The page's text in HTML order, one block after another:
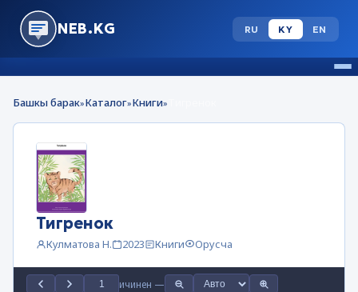
NEB.KG RU KY EN
Башкы барак»Каталог»Книги»
Тигренок
Кулматова Н. 2023 Книги Орусча
ичинен —